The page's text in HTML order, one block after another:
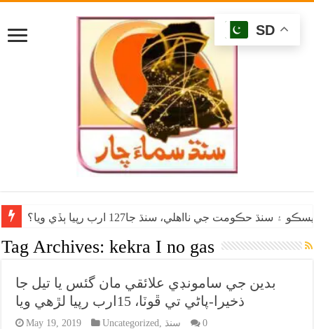
۽ سنڌ حڪومت جي نااهلي، سنڌ جا127 ارب رپيا ٻڏي ويا؟
Tag Archives:kekra I no gas
بدين جي سامونڊي علائقي مان گئس يا تيل جا
ذخيرا-پاڻي تي ڦوٽا، 15ارب رپيا لڙهي ويا
May 19, 2019 Uncategorized, سنڌ 0
SD